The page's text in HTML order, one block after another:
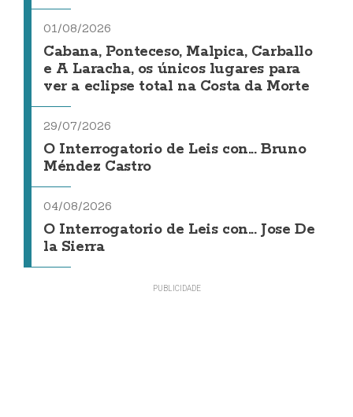
01/08/2026
Cabana, Ponteceso, Malpica, Carballo
e A Laracha, os únicos lugares para
ver a eclipse total na Costa da Morte
29/07/2026
O Interrogatorio de Leis con... Bruno
Méndez Castro
04/08/2026
O Interrogatorio de Leis con... Jose De
la Sierra